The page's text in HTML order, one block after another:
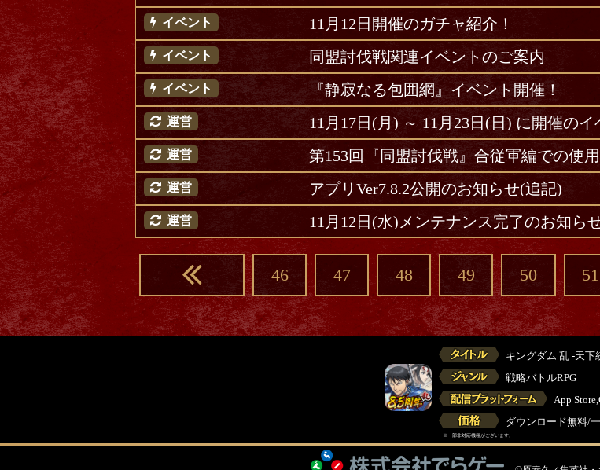
イベント 11月12日開催のガチャ紹介！
イベント 同盟討伐戦関連イベントのご案内
イベント 『静寂なる包囲網』イベント開催！
運営 11月17日(月) ～ 11月23日(日) に開催の
運営 第153回『同盟討伐戦』合従軍編での使
運営 アプリVer7.8.2公開のお知らせ(追記)
運営 11月12日(水)メンテナンス完了のお知ら
46 47 48 49 50 51
キングダム 乱 -天下
戦略バトルRPG
App
ダウンロード無料/
※一部非対応機種がございます。